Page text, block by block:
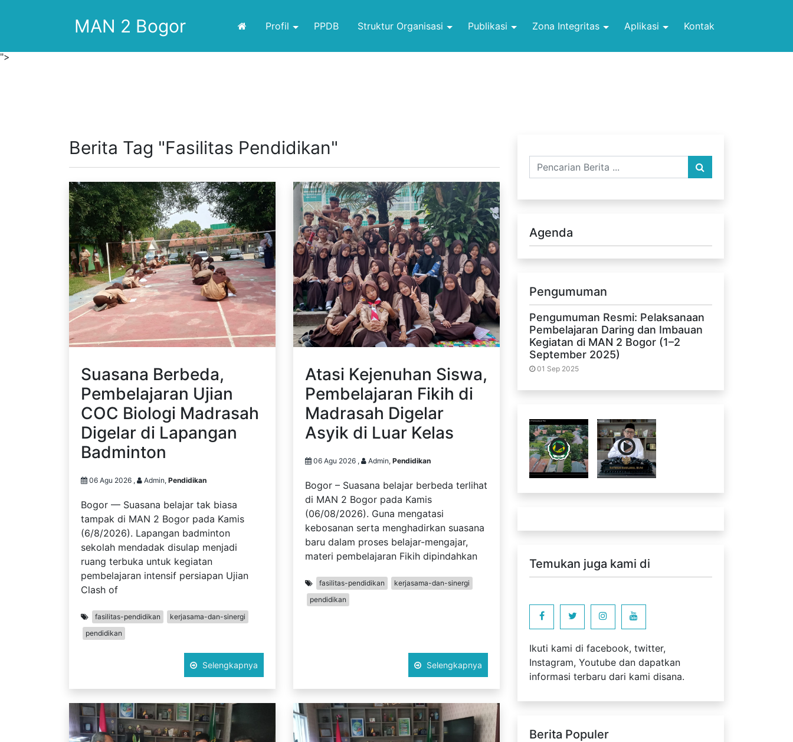
">
MAN 2 Bogor Profil PPDB Struktur Organisasi Publikasi Zona Integritas Aplikasi Kontak
Berita Tag "Fasilitas Pendidikan"
Suasana Berbeda,
Pembelajaran Ujian
COC Biologi Madrasah
Digelar di Lapangan
Badminton
06 Agu 2026 , Admin, Pendidikan
Bogor — Suasana belajar tak biasa
tampak di MAN 2 Bogor pada Kamis
(6/8/2026). Lapangan badminton
sekolah mendadak disulap menjadi
ruang terbuka untuk kegiatan
pembelajaran intensif persiapan Ujian
Clash of
fasilitas-pendidikan
kerjasama-dan-sinergi
pendidikan
Selengkapnya
Atasi Kejenuhan Siswa,
Pembelajaran Fikih di
Madrasah Digelar
Asyik di Luar Kelas
06 Agu 2026 , Admin, Pendidikan
Bogor – Suasana belajar berbeda terlihat
di MAN 2 Bogor pada Kamis
(06/08/2026). Guna mengatasi
kebosanan serta menghadirkan suasana
baru dalam proses belajar-mengajar,
materi pembelajaran Fikih dipindahkan
fasilitas-pendidikan
kerjasama-dan-sinergi
pendidikan
Selengkapnya
Agenda
Pengumuman
Pengumuman Resmi: Pelaksanaan
Pembelajaran Daring dan Imbauan
Kegiatan di MAN 2 Bogor (1–2
September 2025)
01 Sep 2025
Temukan juga kami di
Ikuti kami di facebook, twitter,
Instagram, Youtube dan dapatkan
informasi terbaru dari kami disana.
Berita Populer